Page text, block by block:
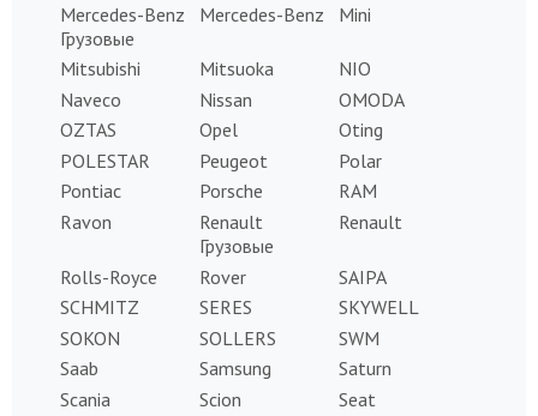
Mercedes-Benz
Грузовые
Mercedes-Benz Mini
Mitsubishi Mitsuoka
NIO
Naveco
Nissan
OMODA
OZTAS
Opel
Oting
POLESTAR
Peugeot
Polar
Pontiac
Porsche
RAM
Ravon
Renault
Грузовые
Renault
Rolls-Royce Rover
SAIPA
SCHMITZ
SERES
SKYWELL
SOKON
SOLLERS
SWM
Saab
Samsung
Saturn
Scania
Scion
Seat